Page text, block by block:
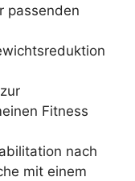
passenden
Fitness
nach
mit einem